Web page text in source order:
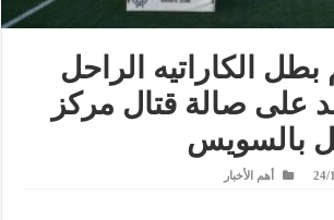
الكاراتيه الراحل
على صالة قتال مركز
بالسويس
24/ أهم الأخبار